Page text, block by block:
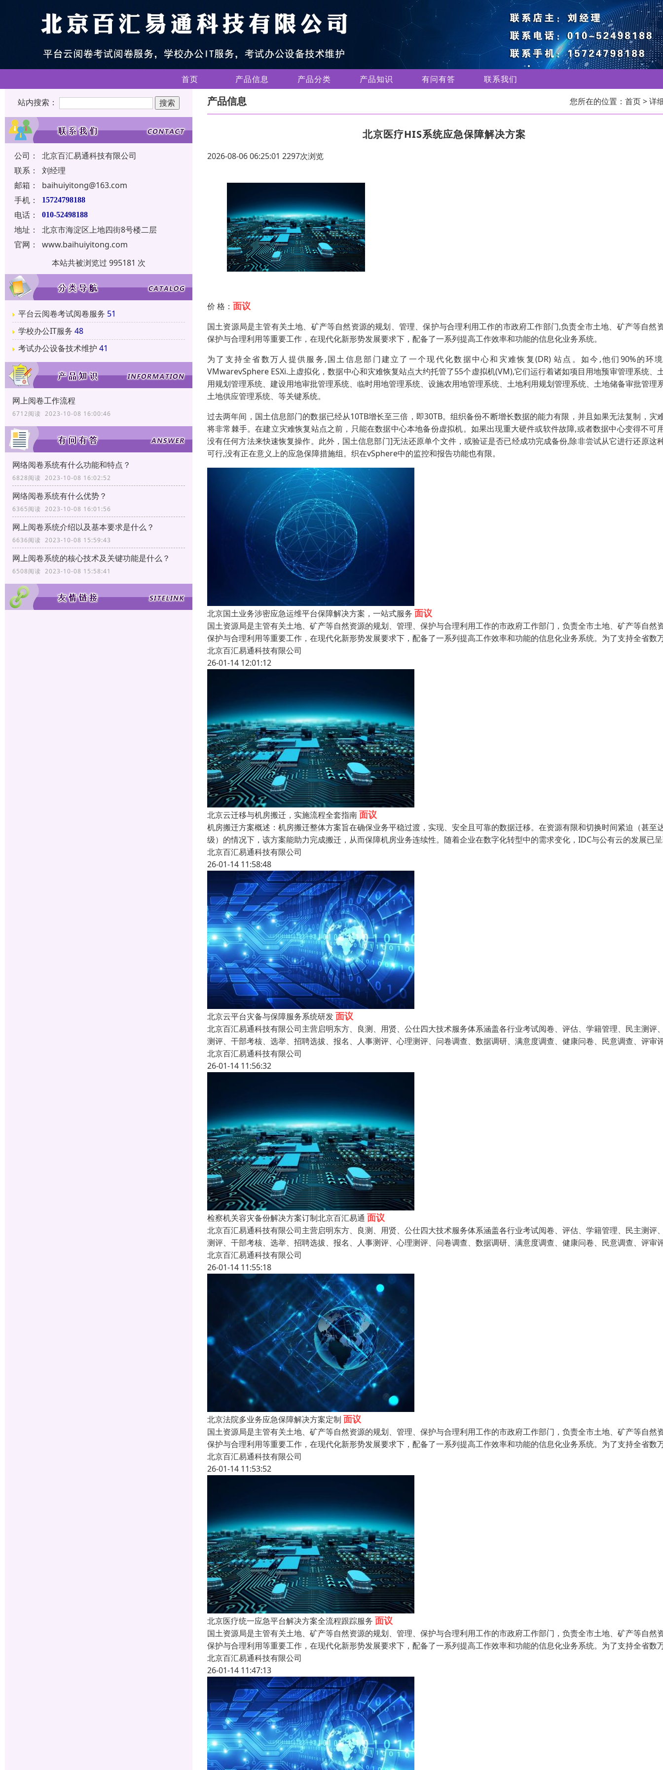
首页 产品信息 产品分类 产品知识 有问有答 联系我们
站内搜索：
公司：
北京百汇易通科技有限公司
联系：
刘经理
邮箱：
baihuiyitong@163.com
手机：
15724798188
电话： 010-52498188
地址：
北京市海淀区上地四街8号楼二层
官网：
www.baihuiyitong.com
本站共被浏览过 995181 次
平台云阅卷考试阅卷服务 51
学校办公IT服务 48
考试办公设备技术维护 41
网上阅卷工作流程
6712阅读 2023-10-08 16:00:46
网络阅卷系统有什么功能和特点？
6828阅读 2023-10-08 16:02:52
网络阅卷系统有什么优势？
6365阅读 2023-10-08 16:01:56
网上阅卷系统介绍以及基本要求是什么？
6636阅读 2023-10-08 15:59:43
网上阅卷系统的核心技术及关键功能是什么？
6508阅读 2023-10-08 15:58:41
产品信息 您所在的位置： 首页> 详
北京医疗HIS系统应急保障解决方案
2026-08-06 06:25:01 2297次浏览
价 格： 面议
国土资源局是主管有关土地、矿产等自然资源的规划、管理、保护与合理利用工作的市政府工作部门,负责全市土地、矿产等自然
保护与合理利用等重要工作，在现代化新形势发展要求下，配备了一系列提高工作效率和功能的信息化业务系统。
为了支持全省数万人提供服务,国土信息部门建立了一个现代化数据中心和灾难恢复(DR) 站点。如今,他们90%的环
VMwarevSphere ESXi.上虚拟化，数据中心和灾难恢复站点大约托管了55个虚拟机(VM),它们运行着诸如项目用地预审管理系统、
用规划管理系统、建设用地审批管理系统、临时用地管理系统、设施农用地管理系统、土地利用规划管理系统、土地储备审批管理
土地供应管理系统、等关键系统。
过去两年间，国土信息部门的数据已经从10TB增长至三倍，即30TB。组织备份不断增长数据的能力有限，并且如果无法复制，灾
将非常棘手。在建立灾难恢复站点之前，只能在数据中心本地备份虚拟机。如果出现重大硬件或软件故障,或者数据中心变得不可
没有任何方法来快速恢复操作。此外，国土信息部门]无法还原单个文件，或验证是否已经成功完成备份,除非尝试从它进行还原这
可行,没有正在意义上的应急保障措施组。织在vSphere中的监控和报告功能也有限。
北京国土业务涉密应急运维平台保障解决方案，一站式服务 面议
国土资源局是主管有关土地、矿产等自然资源的规划、管理、保护与合理利用工作的市政府工作部门，负责全市土地、矿产等自然
保护与合理利用等重要工作，在现代化新形势发展要求下，配备了一系列提高工作效率和功能的信息化业务系统。为了支持全省数
北京百汇易通科技有限公司
26-01-14 12:01:12
北京云迁移与机房搬迁，实施流程全套指南面议
机房搬迁方案概述：机房搬迁整体方案旨在确保业务平稳过渡，实现、安全且可靠的数据迁移。在资源有限和切换时间紧迫（甚至
级）的情况下，该方案能助力完成搬迁，从而保障机房业务连续性。随着企业在数字化转型中的需求变化，IDC与公有云的发展已
北京百汇易通科技有限公司
26-01-14 11:58:48
北京云平台灾备与保障服务系统研发面议
北京百汇易通科技有限公司主营启明东方、良测、用贤、公仕四大技术服务体系涵盖各行业考试阅卷、评估、学籍管理、民主测评
测评、干部考核、选举、招聘选拔、报名、人事测评、心理测评、问卷调查、数据调研、满意度调查、健康问卷、民意调查、评审
北京百汇易通科技有限公司
26-01-14 11:56:32
检察机关容灾备份解决方案订制北京百汇易通 面议
北京百汇易通科技有限公司主营启明东方、良测、用贤、公仕四大技术服务体系涵盖各行业考试阅卷、评估、学籍管理、民主测评
测评、干部考核、选举、招聘选拔、报名、人事测评、心理测评、问卷调查、数据调研、满意度调查、健康问卷、民意调查、评审
北京百汇易通科技有限公司
26-01-14 11:55:18
北京法院多业务应急保障解决方案定制 面议
国土资源局是主管有关土地、矿产等自然资源的规划、管理、保护与合理利用工作的市政府工作部门，负责全市土地、矿产等自然
保护与合理利用等重要工作，在现代化新形势发展要求下，配备了一系列提高工作效率和功能的信息化业务系统。为了支持全省数
北京百汇易通科技有限公司
26-01-14 11:53:52
北京医疗统一应急平台解决方案全流程跟踪服务 面议
国土资源局是主管有关土地、矿产等自然资源的规划、管理、保护与合理利用工作的市政府工作部门，负责全市土地、矿产等自然
保护与合理利用等重要工作，在现代化新形势发展要求下，配备了一系列提高工作效率和功能的信息化业务系统。为了支持全省数
北京百汇易通科技有限公司
26-01-14 11:47:13